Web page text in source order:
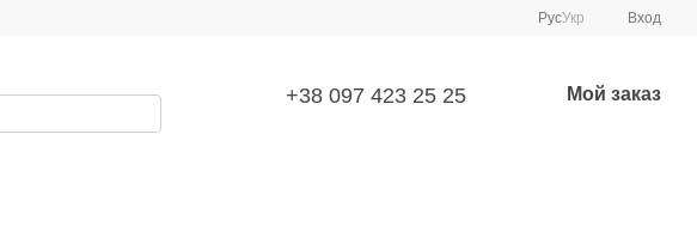
РусУкр Вход
+38 097 423 25 25 Мой заказ